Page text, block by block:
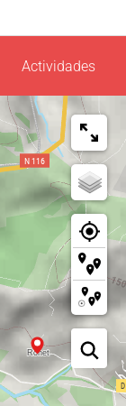
Actividades